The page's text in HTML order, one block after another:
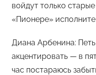
войдут только
«Пионере»
Диана Арбенина:
акцентировать — в
час постараюсь